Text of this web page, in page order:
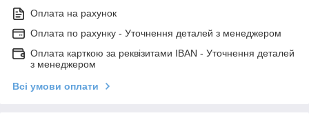
Оплата на рахунок
Оплата по рахунку - Уточнення деталей з менеджером
Оплата карткою за реквізитами IBAN - Уточнення деталей
з менеджером
Всі умови оплати